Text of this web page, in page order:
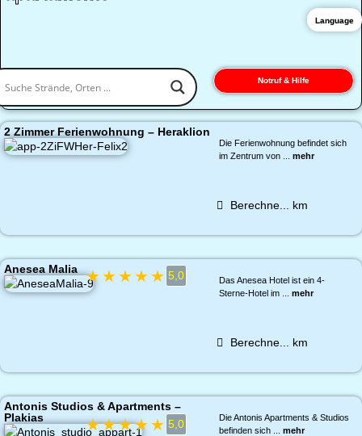
Notruf & Hilfe
2 Zimmer Ferienwohnung – Heraklion
Die Ferienwohnung befindet sich
im Zentrum von ... mehr
Berechne... km
Anesea Malia ★★★★★ 5,0
Das Anesea Hotel ist ein 4-
Sterne-Hotel im ... mehr
Berechne... km
Antonis Studios & Apartments –
Plakias
★★★★★ 5,0
Die Antonis Apartments & Studios
befinden sich ... mehr
Language